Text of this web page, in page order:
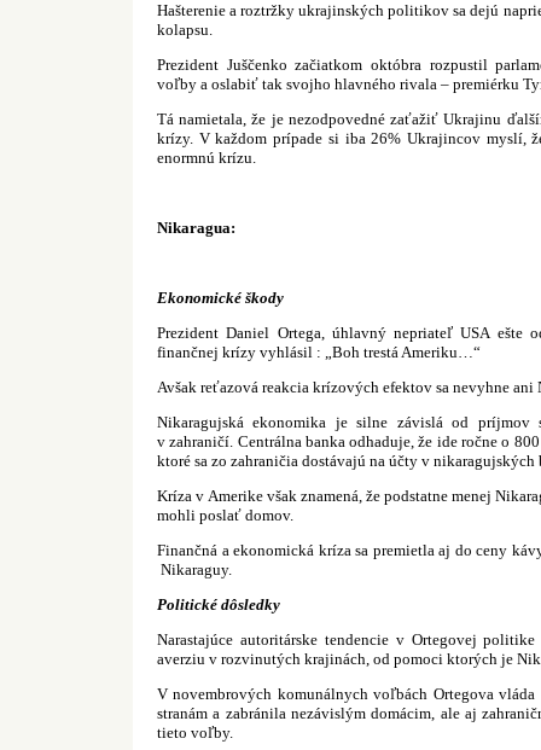
Hašterenie a roztržky ukrajinských politikov sa dejú
kolapsu.
Prezident Juščenko začiatkom októbra rozpustil
voľby a oslabiť tak svojho hlavného rivala – premiérku
Tá namietala, že je nezodpovedné zaťažiť Ukrajinu
krízy. V každom prípade si iba 26% Ukrajincov myslí,
enormnú krízu.
Nikaragua:
Ekonomické škody
Prezident Daniel Ortega, úhlavný nepriateľ USA ešte
finančnej krízy vyhlásil : „Boh trestá Ameriku…“
Avšak reťazová reakcia krízových efektov sa nevyhne ani
Nikaragujská ekonomika je silne závislá od príjmov
v zahraničí. Centrálna banka odhaduje, že ide ročne o
ktoré sa zo zahraničia dostávajú na účty v nikaragujských
Kríza v Amerike však znamená, že podstatne menej
mohli poslať domov.
Finančná a ekonomická kríza sa premietla aj do ceny
Nikaraguy.
Politické dôsledky
Narastajúce autoritárske tendencie v Ortegovej
averziu v rozvinutých krajinách, od pomoci ktorých je
V novembrových komunálnych voľbách Ortegova
stranám a zabránila nezávislým domácim, ale aj
tieto voľby.